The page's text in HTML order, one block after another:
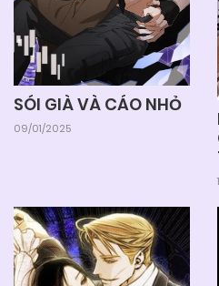
SÓI GIÀ VÀ CÁO NHỎ
09/01/2025